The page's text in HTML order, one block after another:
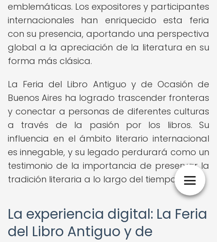
emblemáticas. Los expositores y participantes
internacionales han enriquecido esta feria
con su presencia, aportando una perspectiva
global a la apreciación de la literatura en su
forma más clásica.
La Feria del Libro Antiguo y de Ocasión de
Buenos Aires ha logrado trascender fronteras
y conectar a personas de diferentes culturas
a través de la pasión por los libros. Su
influencia en el ámbito literario internacional
es innegable, y su legado perdurará como un
testimonio de la importancia de preservar la
tradición literaria a lo largo del tiempo.
La experiencia digital: La Feria
del Libro Antiguo y de